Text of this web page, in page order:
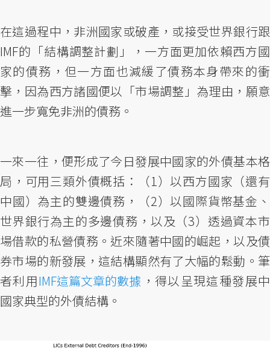
在這過程中，非洲國家或破產，或接受世界銀行跟
IMF的「結構調整計劃」，一方面更加依賴西方國
家的債務，但一方面也減緩了債務本身帶來的衝
擊，因為西方諸國便以「市場調整」為理由，願意
進一步寬免非洲的債務。
一來一往，便形成了今日發展中國家的外債基本格
局，可用三類外債概括：（1）以西方國家（還有
中國）為主的雙邊債務，（2）以國際貨幣基金、
世界銀行為主的多邊債務，以及（3）透過資本市
場借款的私營債務。近來隨著中國的崛起，以及債
券市場的新發展，這結構顯然有了大幅的鬆動。筆
者利用IMF這篇文章的數據 ，得以呈現這種發展中
國家典型的外債結構。